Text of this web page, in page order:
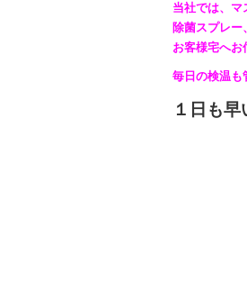
当社では、マ
除菌スプレ
お客様宅へお
毎日の検温も
１日も早